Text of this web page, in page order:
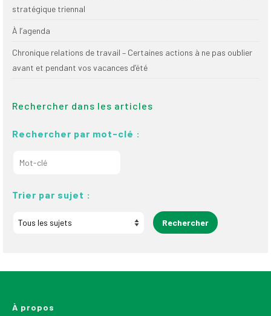
stratégique triennal
À l’agenda
Chronique relations de travail – Certaines actions à ne pas oublier
avant et pendant vos vacances d’été
Rechercher dans les articles
Rechercher par mot-clé :
Trier par sujet :
À propos